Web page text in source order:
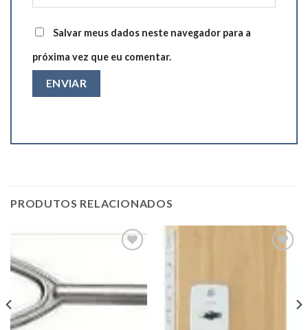
Salvar meus dados neste navegador para a
próxima vez que eu comentar.
PRODUTOS RELACIONADOS